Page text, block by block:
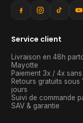
Service client
Livraison en 48h
Mayotte
Paiement 3x / 4x
Retours gratuits sous
jours
Suivi de commande
SAV & garantie